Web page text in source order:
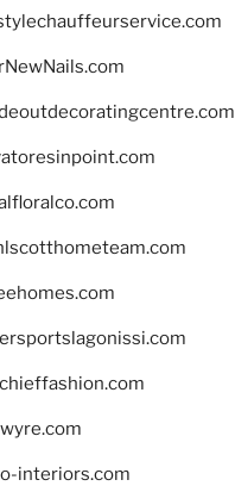
interiors.com